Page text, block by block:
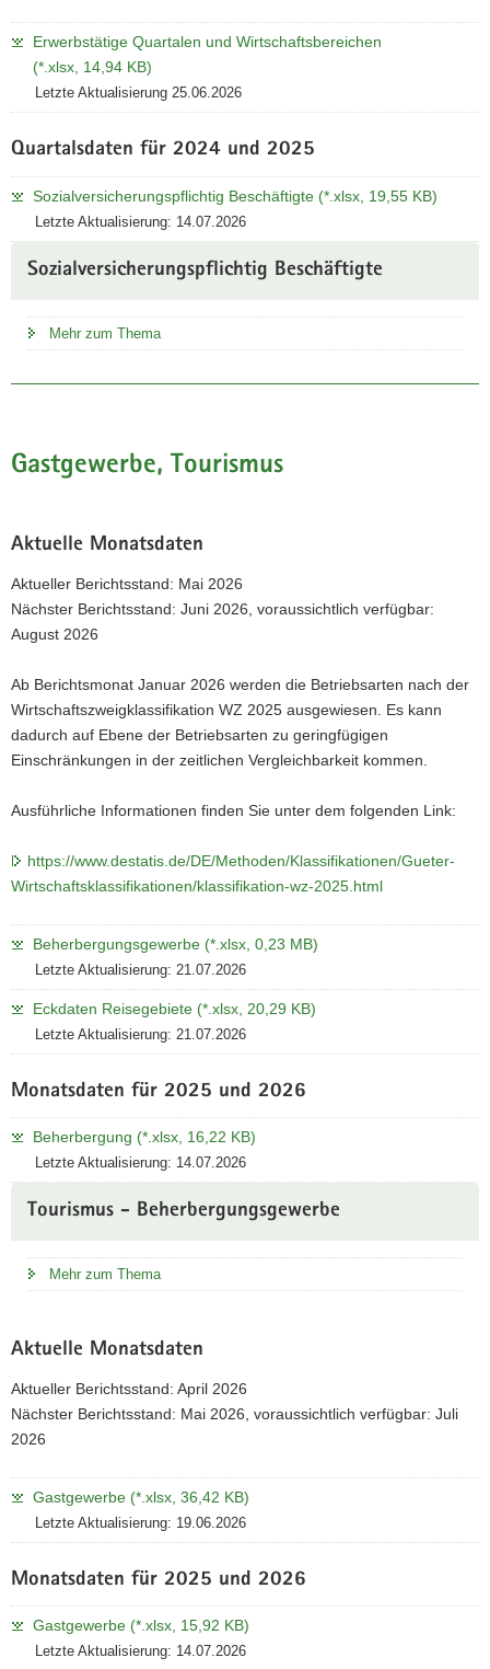
Erwerbstätige Quartalen und Wirtschaftsbereichen
(*.xlsx, 14,94 KB)
Letzte Aktualisierung 25.06.2026
Quartalsdaten für 2024 und 2025
Sozialversicherungspflichtig Beschäftigte (*.xlsx, 19,55 KB)
Letzte Aktualisierung: 14.07.2026
Sozialversicherungspflichtig Beschäftigte
Mehr zum Thema
Gastgewerbe, Tourismus
Aktuelle Monatsdaten
Aktueller Berichtsstand: Mai 2026
Nächster Berichtsstand: Juni 2026, voraussichtlich verfügbar:
August 2026
Ab Berichtsmonat Januar 2026 werden die Betriebsarten nach der
Wirtschaftszweigklassifikation WZ 2025 ausgewiesen. Es kann
dadurch auf Ebene der Betriebsarten zu geringfügigen
Einschränkungen in der zeitlichen Vergleichbarkeit kommen.
Ausführliche Informationen finden Sie unter dem folgenden Link:
https://www.destatis.de/DE/Methoden/Klassifikationen/Gueter-
Wirtschaftsklassifikationen/klassifikation-wz-2025.html
Beherbergungsgewerbe (*.xlsx, 0,23 MB)
Letzte Aktualisierung: 21.07.2026
Eckdaten Reisegebiete (*.xlsx, 20,29 KB)
Letzte Aktualisierung: 21.07.2026
Monatsdaten für 2025 und 2026
Beherbergung (*.xlsx, 16,22 KB)
Letzte Aktualisierung: 14.07.2026
Tourismus - Beherbergungsgewerbe
Mehr zum Thema
Aktuelle Monatsdaten
Aktueller Berichtsstand: April 2026
Nächster Berichtsstand: Mai 2026, voraussichtlich verfügbar: Juli
2026
Gastgewerbe (*.xlsx, 36,42 KB)
Letzte Aktualisierung: 19.06.2026
Monatsdaten für 2025 und 2026
Gastgewerbe (*.xlsx, 15,92 KB)
Letzte Aktualisierung: 14.07.2026